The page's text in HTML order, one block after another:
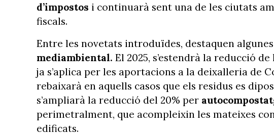
d’impostos i continuarà sent una de les ciutats
fiscals.
Entre les novetats introduïdes, destaquen
mediambiental. El 2025, s’estendrà la reducció
ja s’aplica per les aportacions a la deixalleria de
rebaixarà en aquells casos que els residus es
s’ampliarà la reducció del 20% per
perimetralment, que acompleixin les mateixes
edificats.